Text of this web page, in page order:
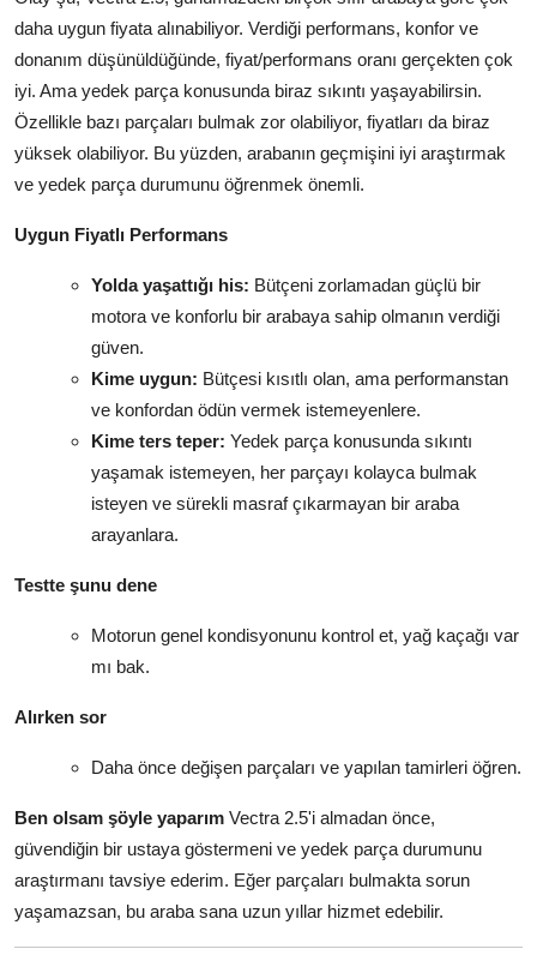
daha uygun fiyata alınabiliyor. Verdiği performans, konfor ve
donanım düşünüldüğünde, fiyat/performans oranı gerçekten çok
iyi. Ama yedek parça konusunda biraz sıkıntı yaşayabilirsin.
Özellikle bazı parçaları bulmak zor olabiliyor, fiyatları da biraz
yüksek olabiliyor. Bu yüzden, arabanın geçmişini iyi araştırmak
ve yedek parça durumunu öğrenmek önemli.
Uygun Fiyatlı Performans
Yolda yaşattığı his: Bütçeni zorlamadan güçlü bir
motora ve konforlu bir arabaya sahip olmanın verdiği
güven.
Kime uygun: Bütçesi kısıtlı olan, ama performanstan
ve konfordan ödün vermek istemeyenlere.
Kime ters teper: Yedek parça konusunda sıkıntı
yaşamak istemeyen, her parçayı kolayca bulmak
isteyen ve sürekli masraf çıkarmayan bir araba
arayanlara.
Testte şunu dene
Motorun genel kondisyonunu kontrol et, yağ kaçağı var
mı bak.
Alırken sor
Daha önce değişen parçaları ve yapılan tamirleri öğren.
Ben olsam şöyle yaparım Vectra 2.5'i almadan önce,
güvendiğin bir ustaya göstermeni ve yedek parça durumunu
araştırmanı tavsiye ederim. Eğer parçaları bulmakta sorun
yaşamazsan, bu araba sana uzun yıllar hizmet edebilir.